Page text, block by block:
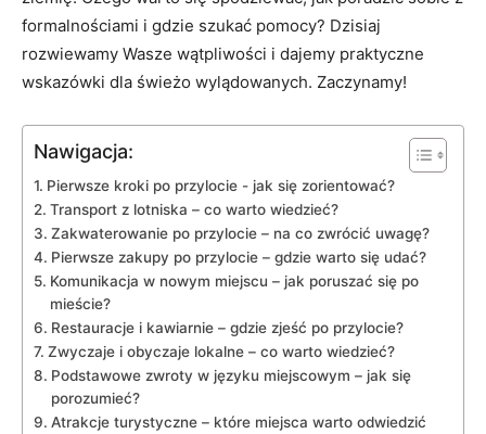
formalnościami ⁤i gdzie szukać pomocy? ⁤Dzisiaj
rozwiewamy Wasze wątpliwości i dajemy ‌praktyczne
wskazówki dla świeżo⁤ wylądowanych.⁣ Zaczynamy!
Nawigacja:
Pierwsze kroki po przylocie ⁤- ​jak ⁢się zorientować?
Transport z lotniska – co warto ⁤wiedzieć?
Zakwaterowanie po ‍przylocie⁢ – na co zwrócić ​uwagę?
Pierwsze zakupy po przylocie – gdzie warto się udać?
Komunikacja w nowym miejscu – jak poruszać się⁢ po
mieście?
Restauracje i kawiarnie – gdzie zjeść po przylocie?
Zwyczaje i obyczaje ⁣lokalne – co warto wiedzieć?
Podstawowe zwroty w języku miejscowym‍ – ​jak się
porozumieć?
Atrakcje turystyczne – które miejsca warto odwiedzić